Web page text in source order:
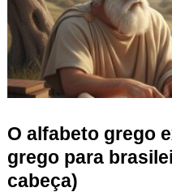
O alfabeto grego
grego para
cabeça)